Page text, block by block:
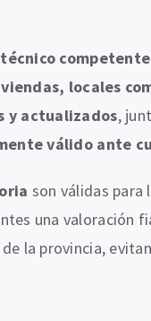
técnico
locales
y actualizados,
válido ante
son válidas para
una valoración
la provincia,